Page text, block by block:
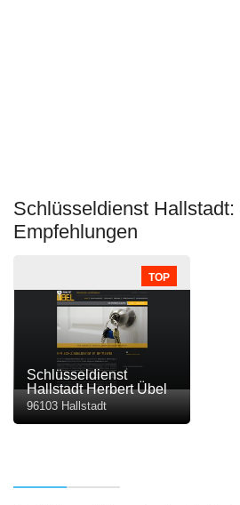
Schlüsseldienst Hallstadt:
Empfehlungen
TOP
Schlüsseldienst
Hallstadt Herbert Übel
96103 Hallstadt